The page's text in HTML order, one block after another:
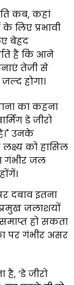
कब, कहां
लिए प्रभावी
बेहद
हैं कि आने
तेजी से
होगा।
का कहना
डे जीरो
उनके
को हासिल
गंभीर जल
दबाव इतना
जलाशयों
हो सकता
पर गंभीर असर
है, ‘डे जीरो